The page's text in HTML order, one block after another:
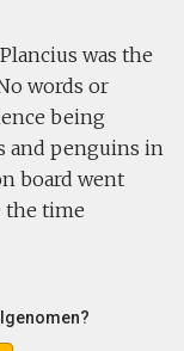
was the
words or
being
and penguins in
board went
the time